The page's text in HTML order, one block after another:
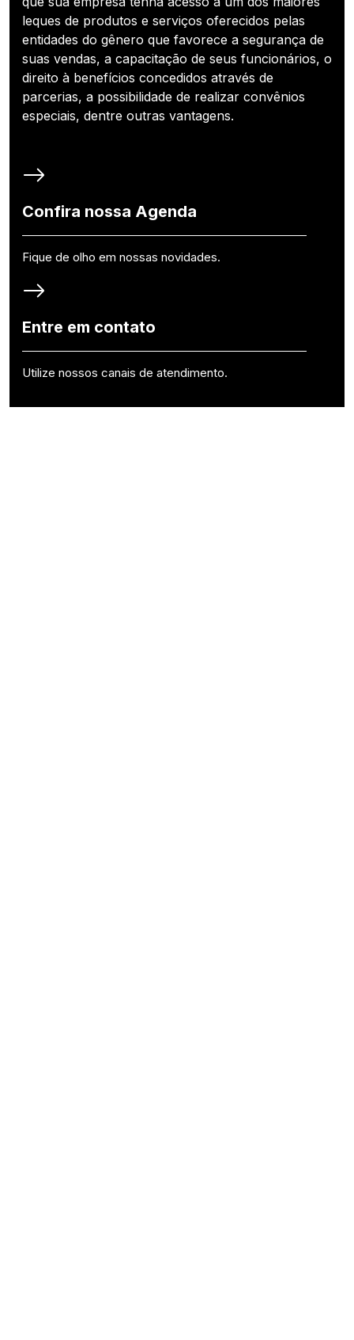
leques de produtos e serviços oferecidos pelas
entidades do gênero que favorece a segurança de
suas vendas, a capacitação de seus funcionários, o
direito à benefícios concedidos através de
parcerias, a possibilidade de realizar convênios
especiais, dentre outras vantagens.
Confira nossa Agenda
Fique de olho em nossas novidades.
Entre em contato
Utilize nossos canais de atendimento.